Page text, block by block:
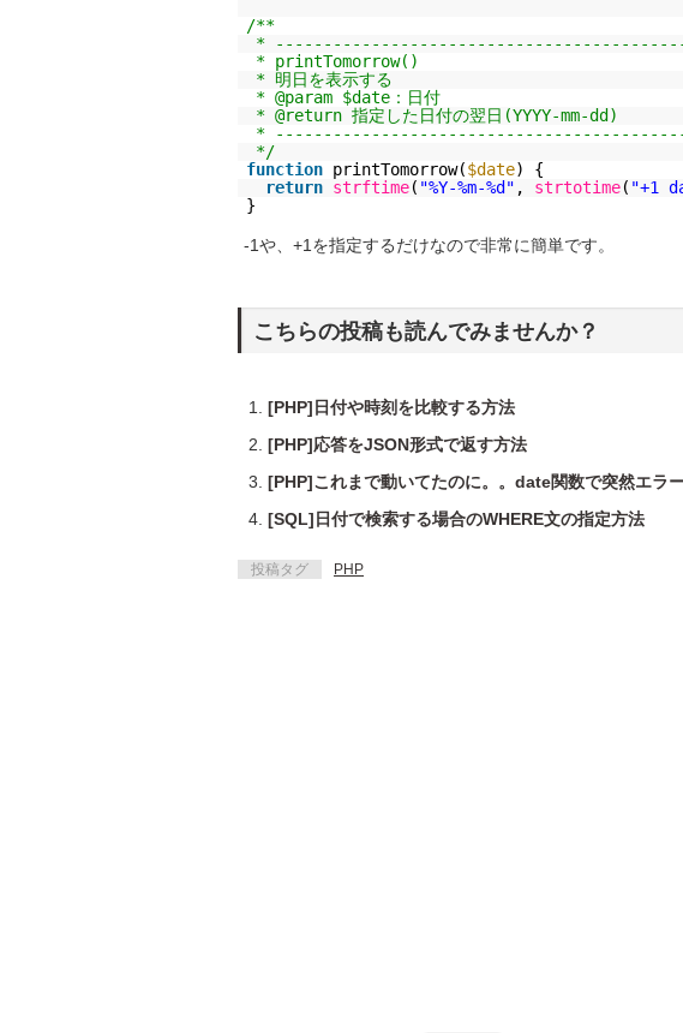
/**
*
* printTomorrow()
* 明日を表示する
* @param $date：日付
* @return 指定した日付の翌日(YYYY-mm-dd)
*
*/
function printTomorrow($date) {
return strftime( "%Y-%m-%d" , strtotime( "+1
}
-1や、+1を指定するだけなので非常に簡単です。
こちらの投稿も読んでみませんか？
[PHP]日付や時刻を比較する方法
[PHP]応答をJSON形式で返す方法
[PHP]これまで動いてたのに。。date関数で突然エラ
[SQL]日付で検索する場合のWHERE文の指定方法
投稿タグ PHP